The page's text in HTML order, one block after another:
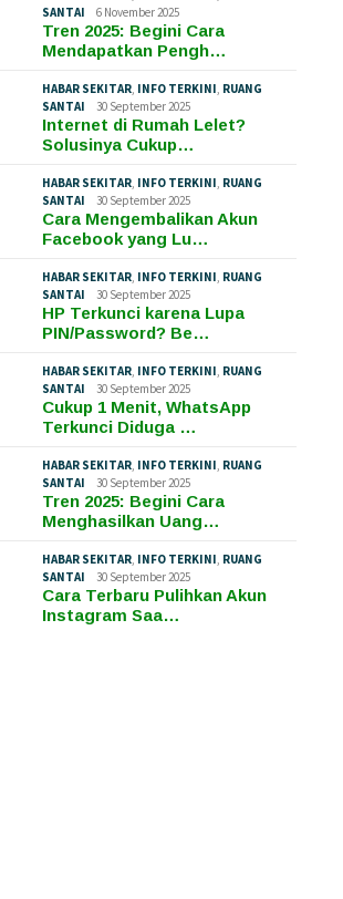
SANTAI
6 November 2025
Tren 2025: Begini Cara
Mendapatkan Pengh…
HABAR SEKITAR INFO TERKINI RUANG
SANTAI
30 September 2025
Internet di Rumah Lelet?
Solusinya Cukup…
HABAR SEKITAR INFO TERKINI RUANG
SANTAI
30 September 2025
Cara Mengembalikan Akun
Facebook yang Lu…
HABAR SEKITAR INFO TERKINI RUANG
SANTAI
30 September 2025
HP Terkunci karena Lupa
PIN/Password? Be…
HABAR SEKITAR INFO TERKINI RUANG
SANTAI
30 September 2025
Cukup 1 Menit, WhatsApp
Terkunci Diduga …
HABAR SEKITAR INFO TERKINI RUANG
SANTAI
30 September 2025
Tren 2025: Begini Cara
Menghasilkan Uang…
HABAR SEKITAR INFO TERKINI RUANG
SANTAI
30 September 2025
Cara Terbaru Pulihkan Akun
Instagram Saa…